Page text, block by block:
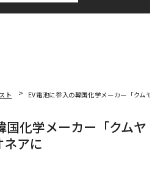
ト
EV電池に参入の韓国化学メーカー「クムヤン
国化学メーカー「クムヤ
ネアに